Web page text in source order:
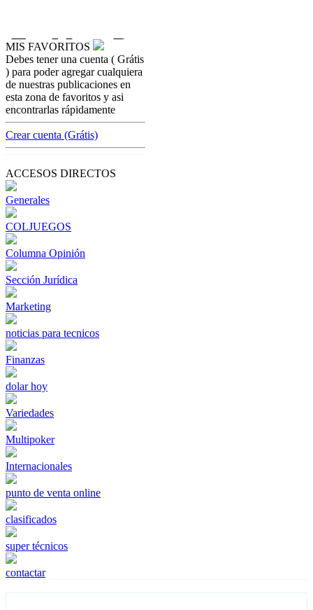
coljuegoseice
Liquidación sugerída, así debe ser de ahora
en adelante: Coljuegos
[ Cerrar X ]
Advertisement
MIS FAVORITOS
Debes tener una cuenta ( Grátis
) para poder agregar cualquiera
de nuestras publicaciones en
esta zona de favoritos y asi
encontrarlas rápidamente
Crear cuenta (Grátis)
ACCESOS DIRECTOS
Generales
COLJUEGOS
Columna Opinión
Sección Jurídica
Marketing
noticias para tecnicos
Finanzas
dolar hoy
Variedades
Multipoker
Internacionales
punto de venta online
clasificados
super técnicos
contactar